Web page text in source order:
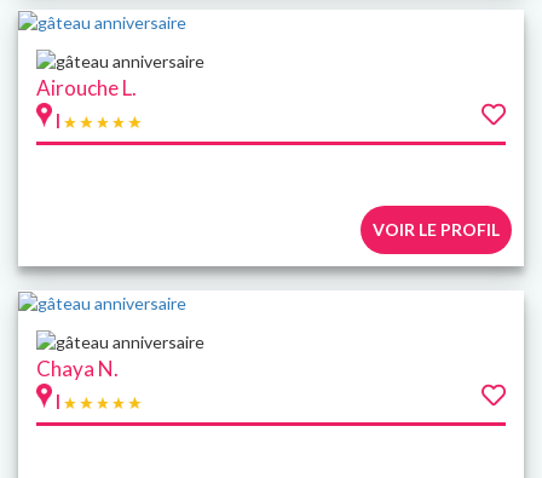
Airouche L.
|
VOIR LE PROFIL
Chaya N.
|